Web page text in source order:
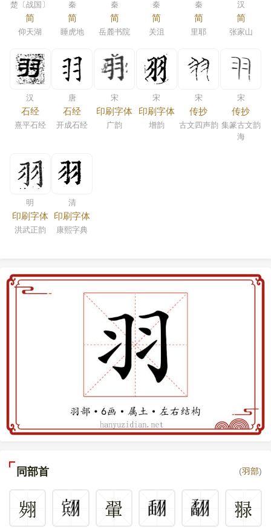
楚〔战国〕
简
仰天湖
秦
简
睡虎地
秦
简
岳麓书院
秦
简
关沮
秦
简
里耶
汉
简
张家山
汉
石经
熹平石经
唐
石经
开成石经
宋
印刷字体
广韵
宋
印刷字体
增韵
宋
传抄
古文四声韵
宋
传抄
集篆古文韵
海
明
印刷字体
洪武正韵
清
印刷字体
康熙字典
同部首 (羽部)
翙 翬
䎑